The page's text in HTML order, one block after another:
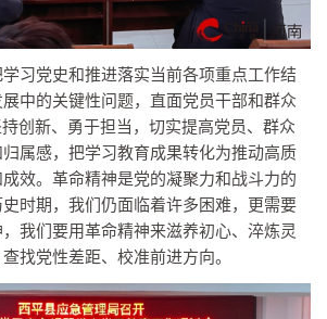
学习党史和推进落实当前各项重点工作结
中的关键性问题，直面党员干部和群众
创新、勇于担当，切实提高党员、群众
属感，把学习教育成果转化为推动高质
效。革命精神是党的凝聚力和战斗力的
时期，我们仍面临着许多困难，更需要
，我们要用革命精神来滋养初心、淬炼灵
找党性差距、校准前进方向。